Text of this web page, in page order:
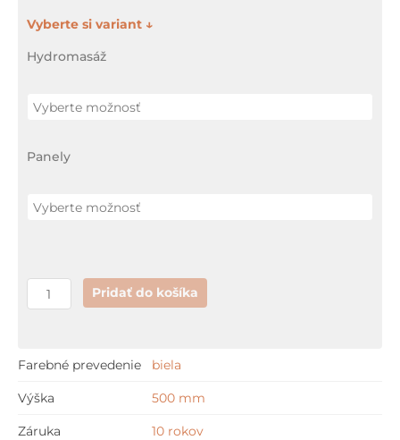
Hydromasáž
Panely
množstvo
LINEA
akrylátová
190
120
ZDARMA
Pridať do košíka
Farebné prevedenie biela
Výška 500 mm
Záruka 10 rokov